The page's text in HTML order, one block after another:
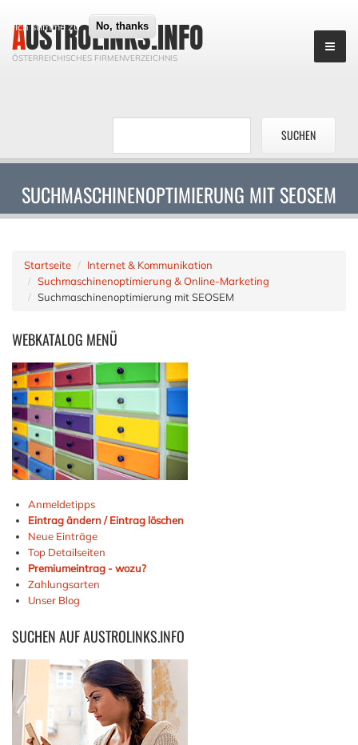
Ich stimme zu No, thanks
AUSTROLINKS.INFO
ÖSTERREICHISCHES FIRMENVERZEICHNIS
SUCHMASCHINENOPTIMIERUNG MIT SEOSEM
Startseite
Internet & Kommunikation
Suchmaschinenoptimierung & Online-Marketing
Suchmaschinenoptimierung mit SEOSEM
WEBKATALOG MENÜ
Anmeldetipps
Eintrag ändern / Eintrag löschen
Neue Einträge
Top Detailseiten
Premiumeintrag - wozu?
Zahlungsarten
Unser Blog
SUCHENAUF AUSTROLINKS.INFO